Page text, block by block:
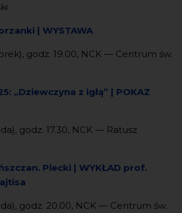
| WYSTAWA
godz. 19.00, NCK — Centrum św.
„Dziewczyna z igłą” | POKAZ
godz. 17.30, NCK — Ratusz
Piecki | WYKŁAD prof.
godz. 20.00, NCK — Centrum św.